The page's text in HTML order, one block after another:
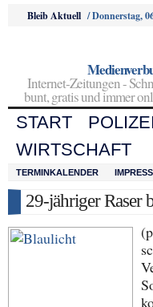
Bleib Aktuell /Donnerstag,
Internet-Zeitungen -
bunt, gratis und immer
START
WIRTSCHAFT
TERMINKALENDER
29-jähriger Raser